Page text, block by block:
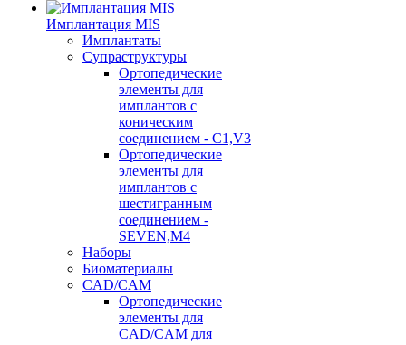
Имплантация MIS
Имплантаты
Супраструктуры
Ортопедические
элементы для
имплантов с
коническим
соединением - C1,V3
Ортопедические
элементы для
имплантов с
шестигранным
соединением -
SEVEN,M4
Наборы
Биоматериалы
CAD/CAM
Ортопедические
элементы для
CAD/CAM для